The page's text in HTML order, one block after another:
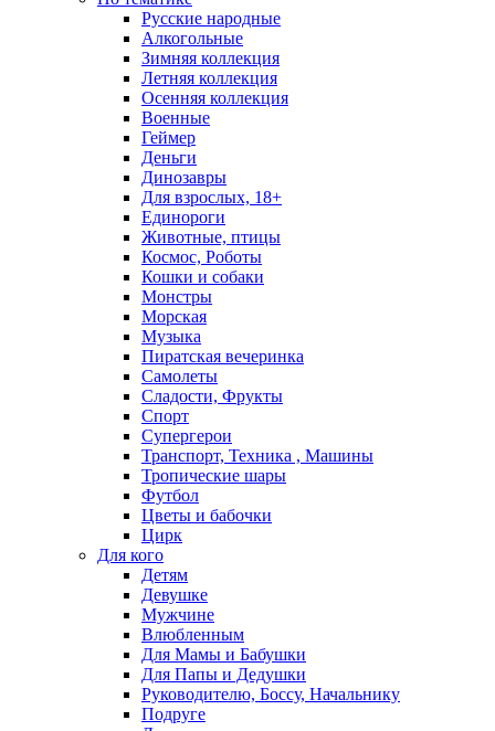
Русские народные
Алкогольные
Зимняя коллекция
Летняя коллекция
Осенняя коллекция
Военные
Геймер
Деньги
Динозавры
Для взрослых, 18+
Единороги
Животные, птицы
Космос, Роботы
Кошки и собаки
Монстры
Морская
Музыка
Пиратская вечеринка
Самолеты
Сладости, Фрукты
Спорт
Супергерои
Транспорт, Техника , Машины
Тропические шары
Футбол
Цветы и бабочки
Цирк
Для кого
Детям
Девушке
Мужчине
Влюбленным
Для Мамы и Бабушки
Для Папы и Дедушки
Руководителю, Боссу, Начальнику
Подруге